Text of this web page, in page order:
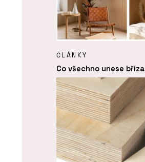
ČLÁNKY
Co všechno unese bříza